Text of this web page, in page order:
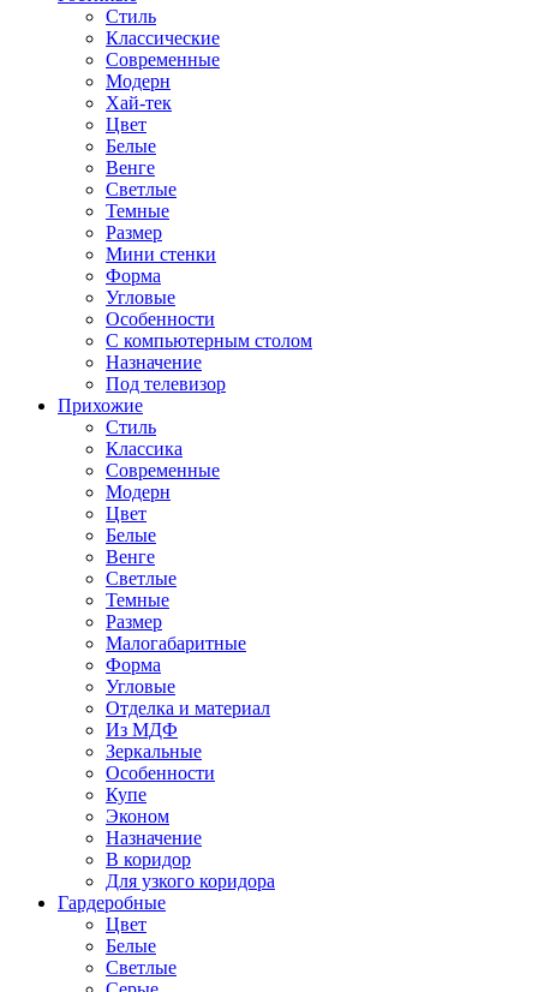
Стиль
Классические
Современные
Модерн
Хай-тек
Цвет
Белые
Венге
Светлые
Темные
Размер
Мини стенки
Форма
Угловые
Особенности
С компьютерным столом
Назначение
Под телевизор
Прихожие
Стиль
Классика
Современные
Модерн
Цвет
Белые
Венге
Светлые
Темные
Размер
Малогабаритные
Форма
Угловые
Отделка и материал
Из МДФ
Зеркальные
Особенности
Купе
Эконом
Назначение
В коридор
Для узкого коридора
Гардеробные
Цвет
Белые
Светлые